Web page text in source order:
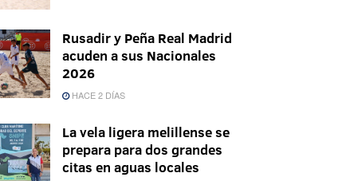
Rusadir y Peña Real Madrid
acuden a sus Nacionales
2026
HACE 2 DÍAS
La vela ligera melillense se
prepara para dos grandes
citas en aguas locales